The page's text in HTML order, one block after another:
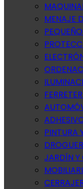
MENAJE
PINTURA
JARDÍN Y